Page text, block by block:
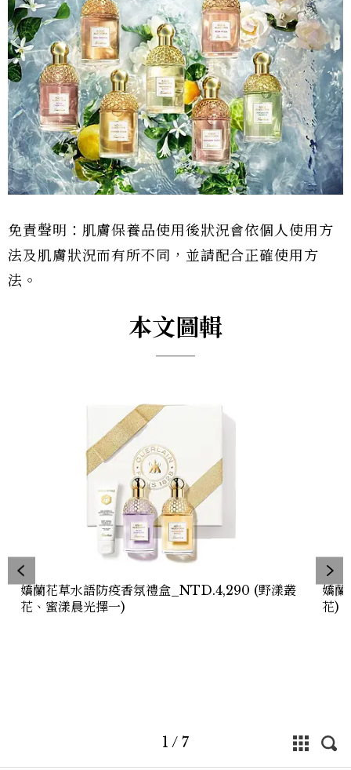
免責聲明：肌膚保養品使用後狀況會依個人使用方
法及肌膚狀況而有所不同，並請配合正確使用方
法。
本文圖輯
嬌蘭花草水語防疫香氛禮盒_NTD.4,290 (野漾叢
花、蜜漾晨光擇一)
嬌
花)
1 / 7